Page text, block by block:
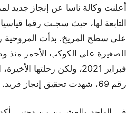
التابعة لها، حيث سجلت رقما قياسيا
على سطح المريخ. بدأت المروحية
الصغيرة على الكوكب الأحمر منذ
فبراير 2021، ولكن رحلتها
رقم 69، شهدت تحقيق إنجاز فريد.